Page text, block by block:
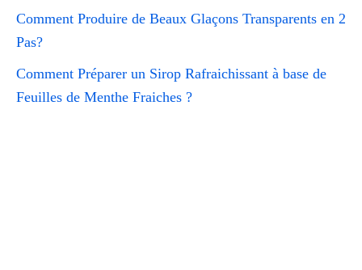
Comment Produire de Beaux Glaçons Transparents en 2
Pas?
Comment Préparer un Sirop Rafraichissant à base de
Feuilles de Menthe Fraiches ?